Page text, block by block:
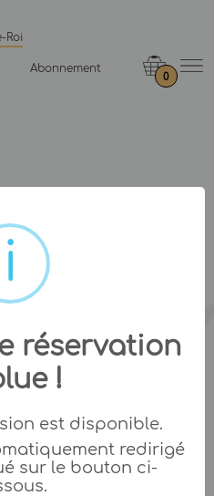
Roi
Abonnement
0
réservation
!
est disponible.
redirigé
sur le bouton ci-